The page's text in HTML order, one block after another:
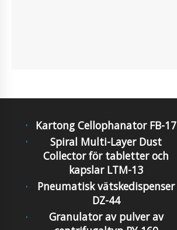
Kartong Cellophanator FB-17
Spiral Multi-Layer Dust
Collector för tabletter och
kapslar LTM-13
Pneumatisk vätskedispenser
DZ-44
Granulator av pulver av